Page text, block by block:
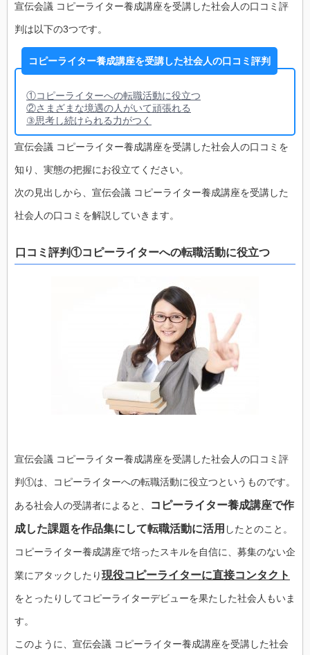
宣伝会議 コピーライター養成講座を受講した社会人の口コミ評
判は以下の3つです。
コピーライター養成講座を受講した社会人の口コミ評判
①コピーライターへの転職活動に役立つ
②さまざまな境遇の人がいて頑張れる
③思考し続けられる力がつく
宣伝会議 コピーライター養成講座を受講した社会人の口コミを
知り、実態の把握にお役立てください。
次の見出しから、宣伝会議 コピーライター養成講座を受講した
社会人の口コミを解説していきます。
口コミ評判①コピーライターへの転職活動に役立つ
宣伝会議 コピーライター養成講座を受講した社会人の口コミ評
判①は、コピーライターへの転職活動に役立つというものです。
ある社会人の受講者によると、
コピーライター養成講座で作
成した課題を作品集にして転職活動に活用 したとのこと。
コピーライター養成講座で培ったスキルを自信に、募集のない企
業にアタックしたり現役コピーライターに直接コンタクト
をとったりしてコピーライターデビューを果たした社会人もいま
す。
このように、宣伝会議 コピーライター養成講座を受講した社会